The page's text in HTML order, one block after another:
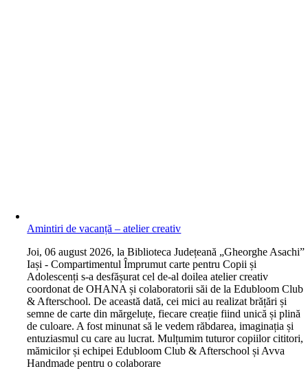
Amintiri de vacanță – atelier creativ
Joi, 06 august 2026, la Biblioteca Județeană „Gheorghe Asachi”
Iași - Compartimentul Împrumut carte pentru Copii și
Adolescenți s-a desfășurat cel de-al doilea atelier creativ
coordonat de OHANA și colaboratorii săi de la Edubloom Club
& Afterschool. De această dată, cei mici au realizat brățări și
semne de carte din mărgeluțe, fiecare creație fiind unică și plină
de culoare. A fost minunat să le vedem răbdarea, imaginația și
entuziasmul cu care au lucrat. Mulțumim tuturor copiilor cititori,
mămicilor și echipei Edubloom Club & Afterschool și Avva
Handmade pentru o colaborare